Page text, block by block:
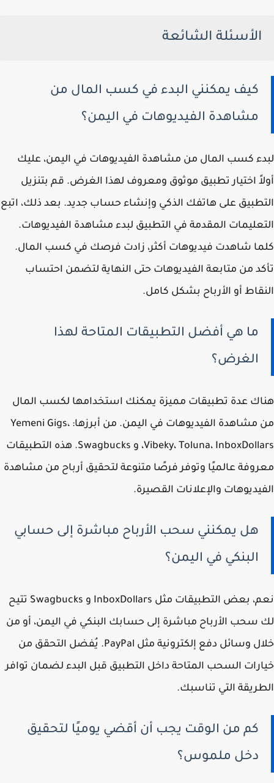
الأسئلة الشائعة
كيف يمكنني البدء في كسب المال من
مشاهدة الفيديوهات في اليمن؟
لبدء كسب المال من مشاهدة الفيديوهات في اليمن، عليك
أولاً اختيار تطبيق موثوق ومعروف لهذا الغرض. قم بتنزيل
التطبيق على هاتفك الذكي وإنشاء حساب جديد. بعد ذلك، اتبع
التعليمات المقدمة في التطبيق لبدء مشاهدة الفيديوهات.
كلما شاهدت فيديوهات أكثر، زادت فرصك في كسب المال.
تأكد من متابعة الفيديوهات حتى النهاية لتضمن احتساب
النقاط أو الأرباح بشكل كامل.
ما هي أفضل التطبيقات المتاحة لهذا
الغرض؟
هناك عدة تطبيقات مميزة يمكنك استخدامها لكسب المال
من مشاهدة الفيديوهات في اليمن. من أبرزها: Yemeni Gigs،
Vibeky، Toluna، InboxDollars، و Swagbucks. هذه التطبيقات
معروفة عالميًا وتوفر فرصًا متنوعة لتحقيق أرباح من مشاهدة
الفيديوهات والإعلانات القصيرة.
هل يمكنني سحب الأرباح مباشرة إلى حسابي
البنكي في اليمن؟
نعم، بعض التطبيقات مثل InboxDollars و Swagbucks تتيح
لك سحب الأرباح مباشرة إلى حسابك البنكي في اليمن، أو من
خلال وسائل دفع إلكترونية مثل PayPal. يُفضل التحقق من
خيارات السحب المتاحة داخل التطبيق قبل البدء لضمان توافر
الطريقة التي تناسبك.
كم من الوقت يجب أن أقضي يوميًا لتحقيق
دخل ملموس؟